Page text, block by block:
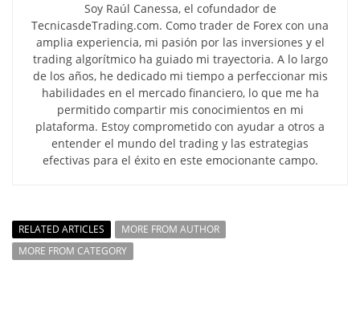
Soy Raúl Canessa, el cofundador de
TecnicasdeTrading.com. Como trader de Forex con una
amplia experiencia, mi pasión por las inversiones y el
trading algorítmico ha guiado mi trayectoria. A lo largo
de los años, he dedicado mi tiempo a perfeccionar mis
habilidades en el mercado financiero, lo que me ha
permitido compartir mis conocimientos en mi
plataforma. Estoy comprometido con ayudar a otros a
entender el mundo del trading y las estrategias
efectivas para el éxito en este emocionante campo.
RELATED ARTICLES
MORE FROM AUTHOR
MORE FROM CATEGORY